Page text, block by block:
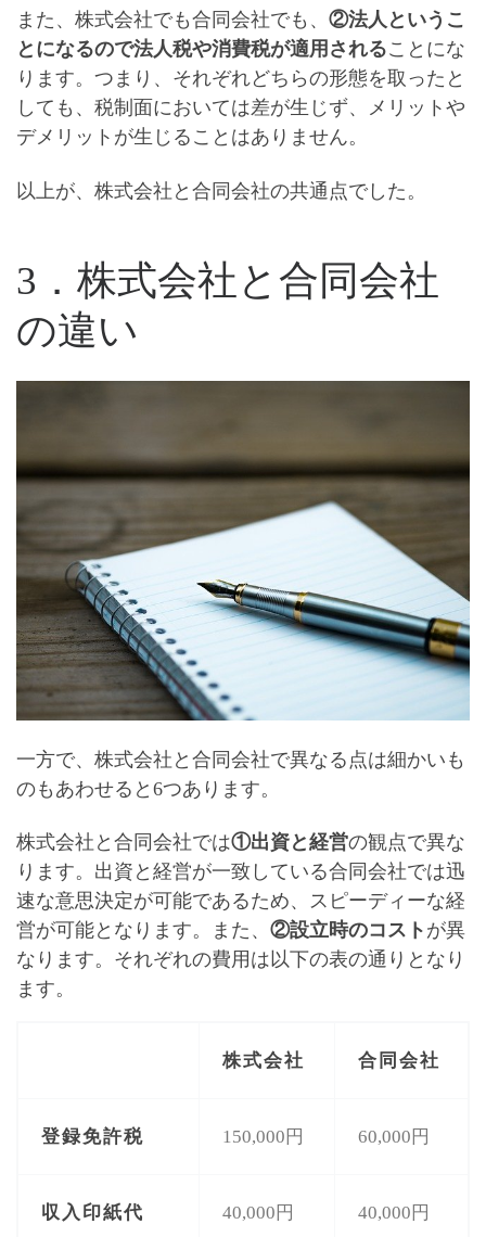
また、株式会社でも合同会社でも、 ②法人というこ
とになるので法人税や消費税が適用されることにな
ります。つまり、それぞれどちらの形態を取ったと
しても、税制面においては差が生じず、メリットや
デメリットが生じることはありません。
以上が、株式会社と合同会社の共通点でした。
3．株式会社と合同会社
の違い
一方で、株式会社と合同会社で異なる点は細かいも
のもあわせると6つあります。
株式会社と合同会社では①出資と経営の観点で異な
ります。出資と経営が一致している合同会社では迅
速な意思決定が可能であるため、 スピーディーな経
営が可能となります。また、 ②設立時のコスト が異
なります。それぞれの費用は以下の表の通りとなり
ます。
株式会社 合同会社
登録免許税 150,000円 60,000円
収入印紙代 40,000円 40,000円